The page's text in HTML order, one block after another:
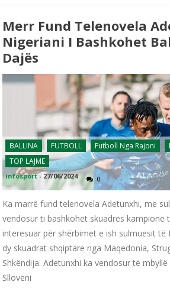
Merr Fund Telenovela
Nigeriani I Bashkohet
Dajës
BALLINA FUTBOLL Futboll Nga Rajoni
TOP LAJME
infosport - 27/06/2024 0
Ka marrë fund telenovela Adetunxhi, me
vendosur ti bashkohet skuadrës kampione
interesuar për shërbimet e ish sulmuesit të
dy skuadrat shqiptare nga Maqedonia,
Shkëndija. Adetunxhi ka vendosur të
Slloveni